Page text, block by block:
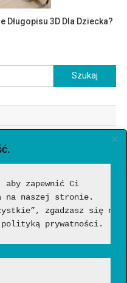
aby zapewnić Ci
na naszej stronie.
zgadzasz się
prywatności.
Długopisu 3D Dla Dziecka?
Szukaj:
najlepszych modeli
AI?
jak działa i czy warto?
w których człowiek